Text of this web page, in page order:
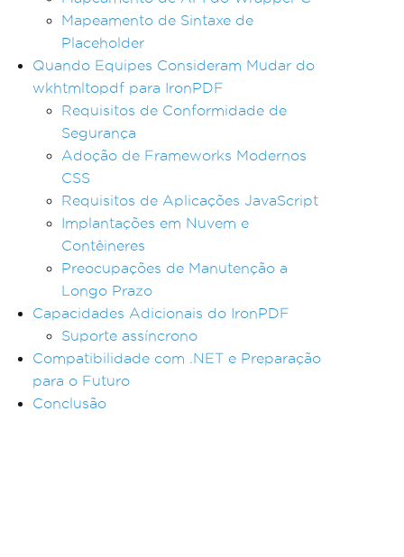
Mapeamento de Sintaxe de
Placeholder
Quando Equipes Consideram Mudar do
wkhtmltopdf para IronPDF
Requisitos de Conformidade de
Segurança
Adoção de Frameworks Modernos
CSS
Requisitos de Aplicações JavaScript
Implantações em Nuvem e
Contêineres
Preocupações de Manutenção a
Longo Prazo
Capacidades Adicionais do IronPDF
Suporte assíncrono
Compatibilidade com .NET e Preparação
para o Futuro
Conclusão